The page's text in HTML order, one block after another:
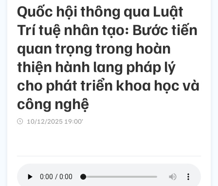
Quốc hội thông qua Luật
Trí tuệ nhân tạo: Bước tiến
quan trọng trong hoàn
thiện hành lang pháp lý
cho phát triển khoa học và
công nghệ
10/12/2025 19:00’